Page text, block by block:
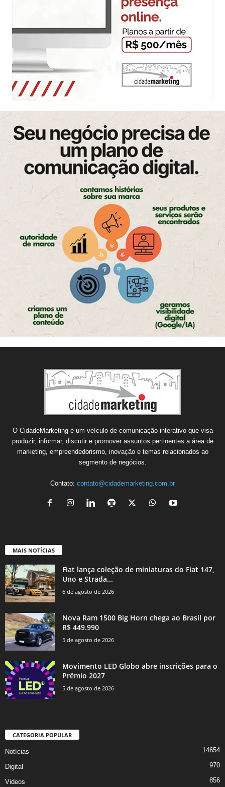
O CidadeMarketing é um veículo de comunicação interativo que visa
produzir, informar, discutir e promover assuntos pertinentes a área de
marketing, empreendedorismo, inovação e temas relacionados ao
segmento de negócios.
Contato: contato@cidademarketing.com.br
MAIS NOTÍCIAS
Fiat lança coleção de miniaturas do Fiat 147,
Uno e Strada...
6 de agosto de 2026
Nova Ram 1500 Big Horn chega ao Brasil por
R$ 449.990
5 de agosto de 2026
Movimento LED Globo abre inscrições para o
Prêmio 2027
5 de agosto de 2026
CATEGORIA POPULAR
Notícias 14654
Digital 970
Videos 856